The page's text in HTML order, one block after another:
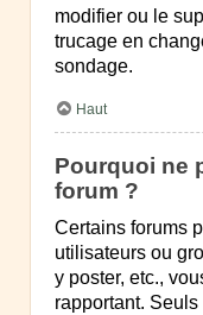
modifier ou le
trucage en
sondage.
Haut
Pourquoi ne
forum ?
Certains forums
utilisateurs ou
y poster, etc.,
rapportant.